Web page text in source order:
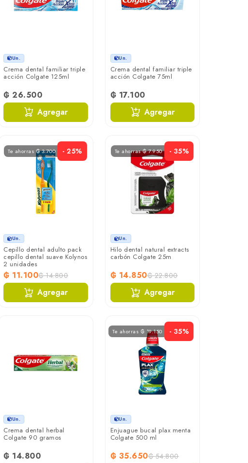
Un.
Crema dental familiar triple
acción Colgate 125ml
₲ 26.500
Agregar
Un.
Crema dental familiar triple
acción Colgate 75ml
₲ 17.100
Agregar
Te ahorras ₲ 3.700 - 25%
Un.
Cepillo dental adulto pack
cepillo dental suave Kolynos
2 unidades
₲ 11.100₲ 14.800
Agregar
Te ahorras ₲ 7.950 - 35%
Un.
Hilo dental natural extracts
carbón Colgate 25m
₲ 14.850₲ 22.800
Agregar
Un.
Crema dental herbal
Colgate 90 gramos
₲ 14.800
Te ahorras ₲ 19.150 - 35%
Un.
Enjuague bucal plax menta
Colgate 500 ml
₲ 35.650₲ 54.800